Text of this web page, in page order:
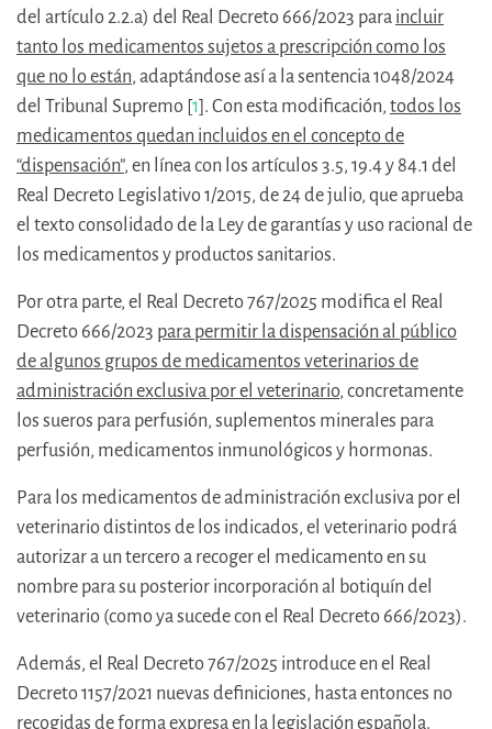
del artículo 2.2.a) del Real Decreto 666/2023 para incluir
tanto los medicamentos sujetos a prescripción como los
que no lo están, adaptándose así a la sentencia 1048/2024
del Tribunal Supremo [1]. Con esta modificación, todos los
medicamentos quedan incluidos en el concepto de
“dispensación”, en línea con los artículos 3.5, 19.4 y 84.1 del
Real Decreto Legislativo 1/2015, de 24 de julio, que aprueba
el texto consolidado de la Ley de garantías y uso racional de
los medicamentos y productos sanitarios.
Por otra parte, el Real Decreto 767/2025 modifica el Real
Decreto 666/2023 para permitir la dispensación al público
de algunos grupos de medicamentos veterinarios de
administración exclusiva por el veterinario, concretamente
los sueros para perfusión, suplementos minerales para
perfusión, medicamentos inmunológicos y hormonas.
Para los medicamentos de administración exclusiva por el
veterinario distintos de los indicados, el veterinario podrá
autorizar a un tercero a recoger el medicamento en su
nombre para su posterior incorporación al botiquín del
veterinario (como ya sucede con el Real Decreto 666/2023).
Además, el Real Decreto 767/2025 introduce en el Real
Decreto 1157/2021 nuevas definiciones, hasta entonces no
recogidas de forma expresa en la legislación española.